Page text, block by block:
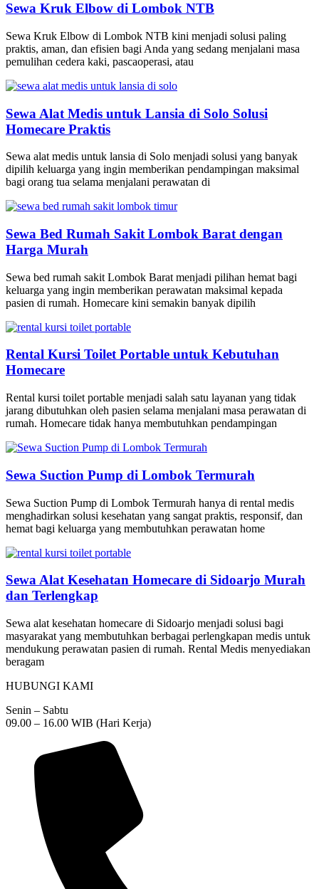
Sewa Kruk Elbow di Lombok NTB
Sewa Kruk Elbow di Lombok NTB kini menjadi solusi paling
praktis, aman, dan efisien bagi Anda yang sedang menjalani masa
pemulihan cedera kaki, pascaoperasi, atau
Sewa Alat Medis untuk Lansia di Solo Solusi
Homecare Praktis
Sewa alat medis untuk lansia di Solo menjadi solusi yang banyak
dipilih keluarga yang ingin memberikan pendampingan maksimal
bagi orang tua selama menjalani perawatan di
Sewa Bed Rumah Sakit Lombok Barat dengan
Harga Murah
Sewa bed rumah sakit Lombok Barat menjadi pilihan hemat bagi
keluarga yang ingin memberikan perawatan maksimal kepada
pasien di rumah. Homecare kini semakin banyak dipilih
Rental Kursi Toilet Portable untuk Kebutuhan
Homecare
Rental kursi toilet portable menjadi salah satu layanan yang tidak
jarang dibutuhkan oleh pasien selama menjalani masa perawatan di
rumah. Homecare tidak hanya membutuhkan pendampingan
Sewa Suction Pump di Lombok Termurah
Sewa Suction Pump di Lombok Termurah hanya di rental medis
menghadirkan solusi kesehatan yang sangat praktis, responsif, dan
hemat bagi keluarga yang membutuhkan perawatan home
Sewa Alat Kesehatan Homecare di Sidoarjo Murah
dan Terlengkap
Sewa alat kesehatan homecare di Sidoarjo menjadi solusi bagi
masyarakat yang membutuhkan berbagai perlengkapan medis untuk
mendukung perawatan pasien di rumah. Rental Medis menyediakan
beragam
HUBUNGI KAMI
Senin – Sabtu
09.00 – 16.00 WIB (Hari Kerja)